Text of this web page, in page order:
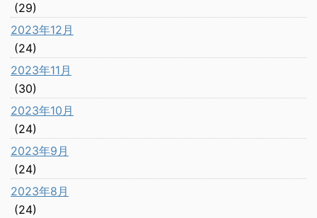
(29)
2023年12月
(24)
2023年11月
(30)
2023年10月
(24)
2023年9月
(24)
2023年8月
(24)